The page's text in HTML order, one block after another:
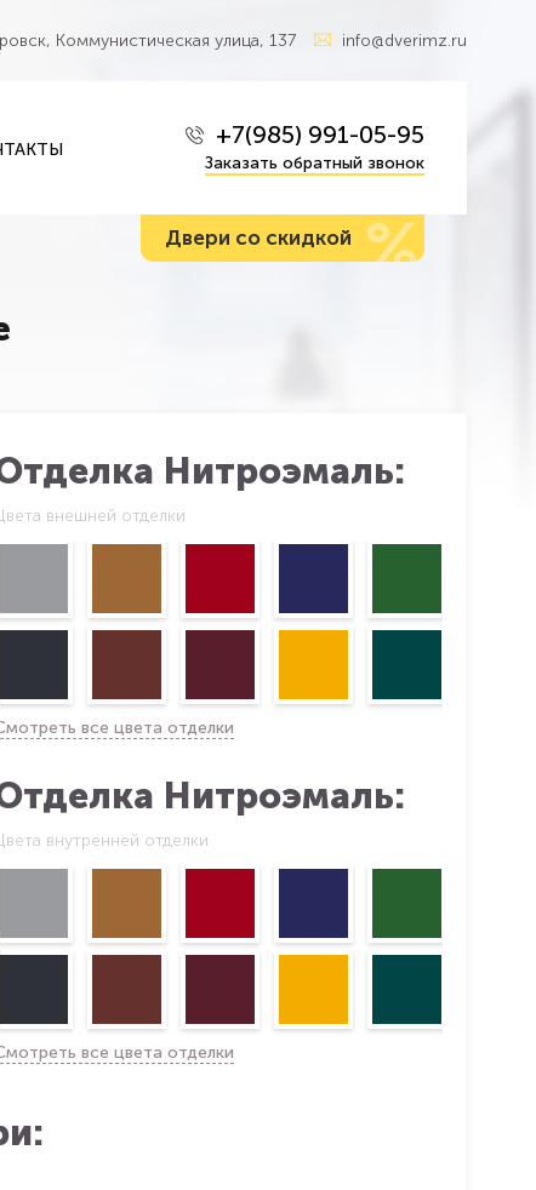
Коммунистическая улица, 137 info@dverimz.ru
+7(985) 991-05-95
Заказать обратный звонок
Двери со скидкой %
Нитроэмаль:
внешней отделки
все цвета отделки
Нитроэмаль:
внутренней отделки
все цвета отделки